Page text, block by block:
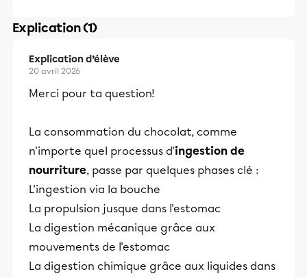
Explication (1)
Explication d’élève
20 avril 2026
Merci pour ta question!
La consommation du chocolat, comme
n'importe quel processus d'ingestion de
nourriture, passe par quelques phases clé :
L'ingestion via la bouche
La propulsion jusque dans l'estomac
La digestion mécanique grâce aux
mouvements de l'estomac
La digestion chimique grâce aux liquides dans